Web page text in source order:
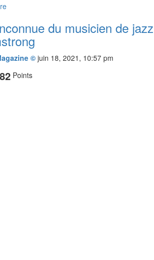
du musicien de jazz
© juin 18, 2021, 10:57 pm
Points